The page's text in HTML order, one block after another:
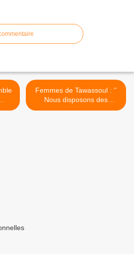
Femmes de Tawassoul : ‘’
Nous disposons des
mêmes compétences que